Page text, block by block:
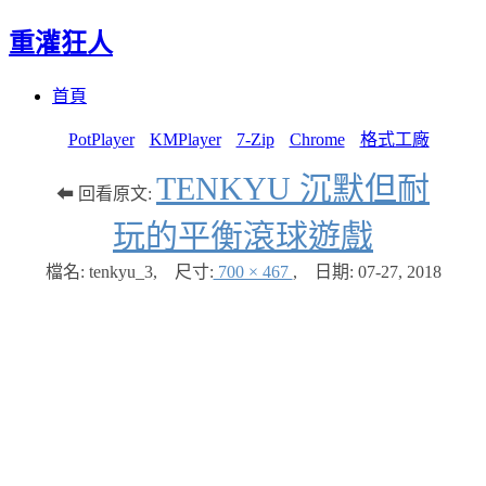
重灌狂人
首頁
PotPlayer KMPlayer 7-Zip Chrome 格式工廠
⬅ 回看原文: TENKYU 沉默但耐
玩的平衡滾球遊戲
檔名: tenkyu_3, 尺寸: 700 × 467 , 日期: 07-27, 2018